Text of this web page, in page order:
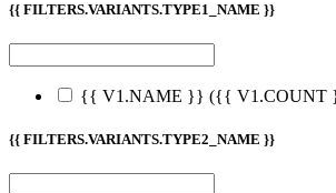
{{ FILTERS.VARIANTS.TYPE1_NAME }}
{{ V1.NAME }} ({{ V1.COUNT
{{ FILTERS.VARIANTS.TYPE2_NAME }}